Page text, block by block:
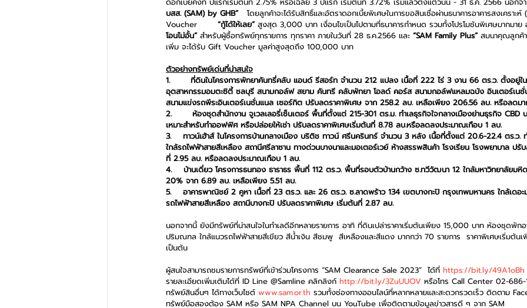
บสส. (SAM) by GHB”
โดยลูกค้าจะได้รับสิทธิ์และอัตราดอกเบี้ยพิเศษในการขอสินเชื่อผ่านธนาคารอาคารสงเคราะห์
Voucher “กู้ได้ให้เลย” สูงสุด 3,000 บาท เงื่อนไขเป็นไปตามที่ธนาคารกำหนด รวมทั้งโปรโมชันพิเศษมากมา
โอนไม่อั้น” สำหรับผู้ซื้อทรัพย์ทุกรายการ ทุกราคา ภายในวันที่ 28 ธ.ค.2566 และ “SAM Family Plus” สมนาคุณลูกค้
เพิ่ม จะได้รับ Gift Voucher มูลค่าสูงสุดถึง 100,000 บาท
ตัวอย่างทรัพย์เด่นที่น่าสนใจ
1.       ที่ดินในโครงการพัทยาคันทรี่คลับ แอนด์ รีสอร์ท จำนวน 212 แปลง เนื้อที่ 222 ไร่ 3 งาน 66 ตร.ว. ตั้งอยู่ใ
อุตสาหกรรมอมตะซิตี้ ชลบุรี สนามกอล์ฟ สยาม คันทรี คลับพัทยา โอลด์ คอร์ส สนามกอล์ฟแหลมฉบัง อินเตอร์เน
สนามแข่งรถพีระอินเตอร์เนชั่นแนล เซอร์กิต ปรับลดราคาพิเศษ จาก 258.2 ลบ. เหลือเพียง 206.56 ลบ. หรือลดม
2.       ห้องชุดสำนักงาน จูเวลเลอรี่เซ็นเตอร์ พื้นที่ตั้งแต่ 215-301 ตร.ม. ทำเลธุรกิจใจกลางเมืองย่านธุรกิจ CBD
เหมาะสำหรับทำออฟฟิศ หรือปล่อยให้เช่า ปรับลดราคาพิเศษเริ่มต้นที่ 8.78 ลบ.หรือลดลงประมาณเกือบ 1 ลบ.
3.    ทาวน์เฮ้าส์ ในโครงการบ้านกลางเมือง บริติช ทาวน์ ศรีนครินทร์ จำนวน 3 หลัง เนื้อที่ตั้งแต่ 20.6-22.4 ตร.ว.
ใกล้รถไฟฟ้าสายสีเหลือง สถานีศรีลาซาน ทางด่วนบางนาและมอเตอร์เวย์ ห้างสรรพสินค้า โรงเรียน โรงพยาบาล ปรั
ที่ 2.95 ลบ. หรือลดลงประมาณเกือบ 1 ลบ.
4.    บ้านเดี่ยว โครงการธนทอง ธาราธร พื้นที่ 112 ตร.ว. พื้นที่รอบตัวบ้านกว้าง ซ.ทวีวัฒนา 12 ใกล้มหาวิทยาลัยม
20% จาก 6.89 ลบ. เหลือเพียง 5.51 ลบ.
5.
อาคารพาณิชย์ 2 คูหา เนื้อที่ 23 ตร.ว. และ 26 ตร.ว. ซ.ลาดพร้าว 134 เขตบางกะปิ กรุงเทพมหานคร ใกล้เดอะ
รถไฟฟ้าสายสีเหลือง สถานีบางกะปิ ปรับลดราคาพิเศษ เริ่มต้นที่ 2.87 ลบ.
นอกจากนี้ ยังมีทรัพย์ที่น่าสนใจในทำเลดีอีกหลายรายการ อาทิ ที่ดินเปล่าราคาเริ่มต้นเพียง 15,000 บาท ห้องชุดพักอ
ปริมณฑล ใกล้แนวรถไฟฟ้าสายสีเขียว สีน้ำเงิน สีชมพู  สีเหลืองและสีแดง มากกว่า 70 รายการ  ราคาพิเศษเริ่มต้
เป็นต้น
ผู้สนใจสามารถชมรายการทรัพย์ที่เข้าร่วมโครงการ “SAM Clearance Sale 2023”  ได้ที่ https://bit.ly/49A1oBh
รายละเอียดเพิ่มเติมได้ที่ ID Line @Samline คลิกลิงก์ http://bit.ly/3ZuUUOV หรือโทร Call Center 02-686-
ทรัพย์สินอื่นๆ ได้ทางเว็บไซต์ www.sam.or.th รวมทั้งช่องทางออนไลน์ที่หลากหลายและสะดวกรวดเร็ว ติดตาม
ทรัพย์มือสองต้อง SAM หรือ SAM NPA Channel บน YouTube เพื่อติดตามข้อมูลข่าวสารดี ๆ จาก SAM